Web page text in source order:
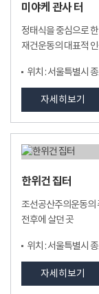
미야케 관사 터
정태식을 중심으로
재건운동의 대표적
위치 : 서울특별시
자세히보기
한위건 집터
조선공산주의운동의
전후에 살던 곳
위치 : 서울특별시
자세히보기